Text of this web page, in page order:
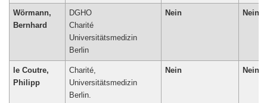
Wörmann,
Bernhard
DGHO
Charité
Universitätsmedizin
Berlin
Nein Nein
le Coutre,
Philipp
Charité,
Universitätsmedizin
Berlin.
Nein Nein